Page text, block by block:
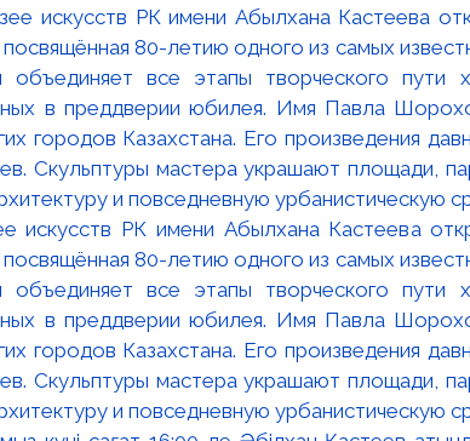
искусств РК имени Абылхана Кастеева
80-летию одного из самых
объединяет все этапы творческого
в преддверии юбилея. Имя Павла
городов Казахстана. Его произведения
Скульптуры мастера украшают площади,
и повседневную урбанистическую